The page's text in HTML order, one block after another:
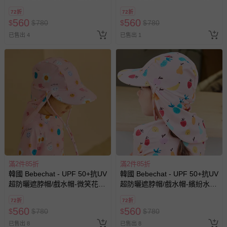
72折
$560 $780
已售出 4
72折
$560 $780
已售出 1
滿2件85折
韓國 Bebechat - UPF 50+抗UV
超防曬遮脖帽/戲水帽-微笑花
72折
$560 $780
已售出 8
滿2件85折
韓國 Bebechat - UPF 50+抗UV
超防曬遮脖帽/戲水帽-繽紛水
72折
$560 $780
已售出 8